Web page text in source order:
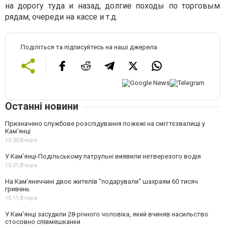
на дорогу туда и назад, долгие походы по торговым
рядам, очереди на кассе и т.д.
Поділіться та підписуйтесь на наші джерела
Останні новини
Призначено службове розслідування пожежі на сміттєзвалищі у
Кам’янці
15:30, Вчора
У Кам’янці-Подільському патрульні виявили нетверезого водія
15:21, Вчора
На Камʼянеччині двоє жителів "подарували" шахраям 60 тисяч
гривень
15:11, Вчора
У Камʼянці засудили 28-річного чоловіка, який вчиняв насильство
стосовно співмешканки